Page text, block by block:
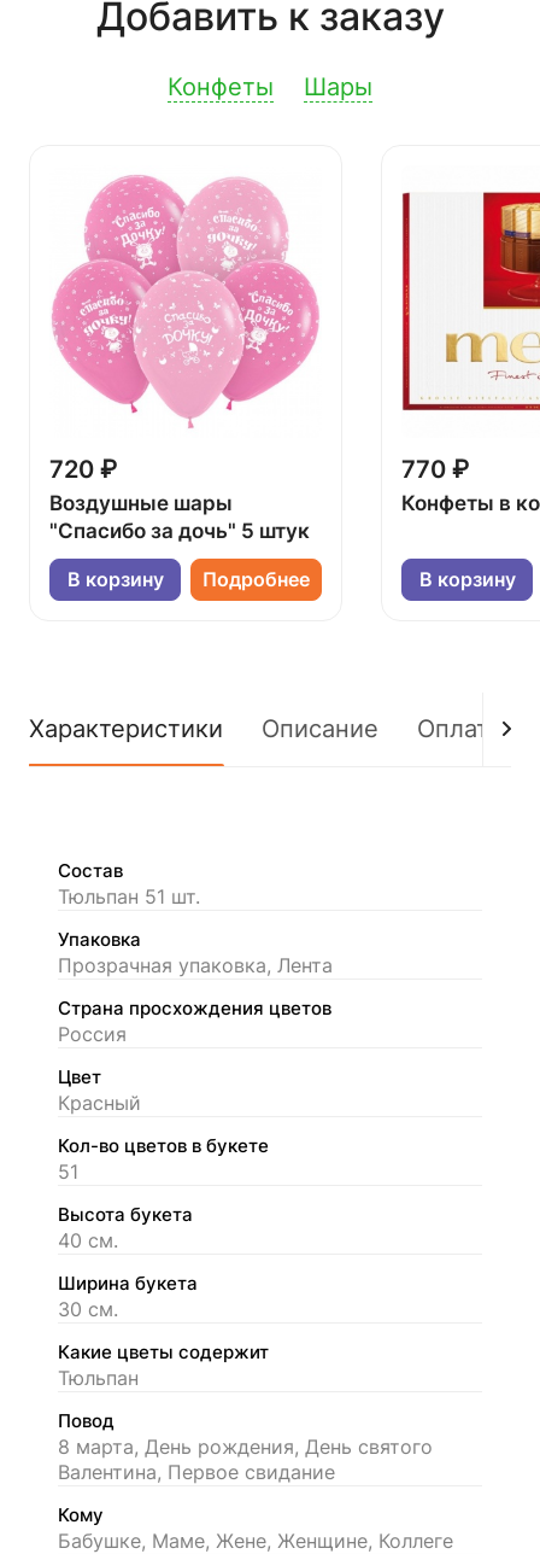
Добавить к заказу
Конфеты Шары
720 ₽
Воздушные шары
"Спасибо за дочь" 5 штук
В корзину Подробнее
770 ₽
Конфеты в
В корзину
Характеристики Описание Оплата
Состав
Тюльпан 51 шт.
Упаковка
Прозрачная упаковка, Лента
Страна просхождения цветов
Россия
Цвет
Красный
Кол-во цветов в букете
51
Высота букета
40 см.
Ширина букета
30 см.
Какие цветы содержит
Тюльпан
Повод
8 марта, День рождения, День святого
Валентина, Первое свидание
Кому
Бабушке, Маме, Жене, Женщине, Коллеге